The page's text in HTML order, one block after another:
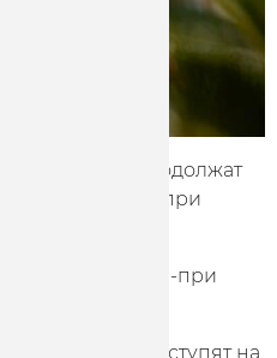
Tula продолжат
сезоне на Гран-при
26-28 мая, Гран-при
Tula выступят на